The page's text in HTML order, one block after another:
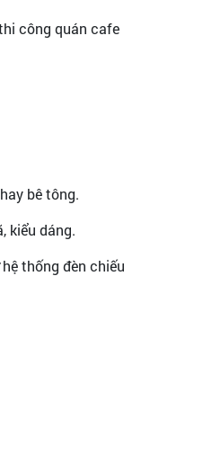
công quán cafe
bê tông.
kiểu dáng.
thống đèn chiếu